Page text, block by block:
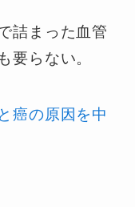
詰まった血管
要らない。
癌の原因を中